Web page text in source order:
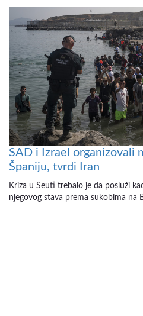
SAD i Izrael organizovali
Španiju, tvrdi Iran
Kriza u Seuti trebalo je da posluži
njegovog stava prema sukobima na